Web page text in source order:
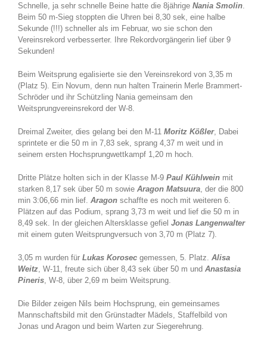
Schnelle, ja sehr schnelle Beine hatte die 8jährige Nania Smolin.
Beim 50 m-Sieg stoppten die Uhren bei 8,30 sek, eine halbe
Sekunde (!!!) schneller als im Februar, wo sie schon den
Vereinsrekord verbesserter. Ihre Rekordvorgängerin lief über 9
Sekunden!
Beim Weitsprung egalisierte sie den Vereinsrekord von 3,35 m
(Platz 5). Ein Novum, denn nun halten Trainerin Merle Brammert-
Schröder und ihr Schützling Nania gemeinsam den
Weitsprungvereinsrekord der W-8.
Dreimal Zweiter, dies gelang bei den M-11 Moritz Kößler, Dabei
sprintete er die 50 m in 7,83 sek, sprang 4,37 m weit und in
seinem ersten Hochsprungwettkampf 1,20 m hoch.
Dritte Plätze holten sich in der Klasse M-9 Paul Kühlwein mit
starken 8,17 sek über 50 m sowie Aragon Matsuura, der die 800
min 3:06,66 min lief. Aragon schaffte es noch mit weiteren 6.
Plätzen auf das Podium, sprang 3,73 m weit und lief die 50 m in
8,49 sek. In der gleichen Altersklasse gefiel Jonas Langenwalter
mit einem guten Weitsprungversuch von 3,70 m (Platz 7).
3,05 m wurden für Lukas Korosec gemessen, 5. Platz. Alisa
Weitz, W-11, freute sich über 8,43 sek über 50 m und Anastasia
Pineris, W-8, über 2,69 m beim Weitsprung.
Die Bilder zeigen Nils beim Hochsprung, ein gemeinsames
Mannschaftsbild mit den Grünstadter Mädels, Staffelbild von
Jonas und Aragon und beim Warten zur Siegerehrung.